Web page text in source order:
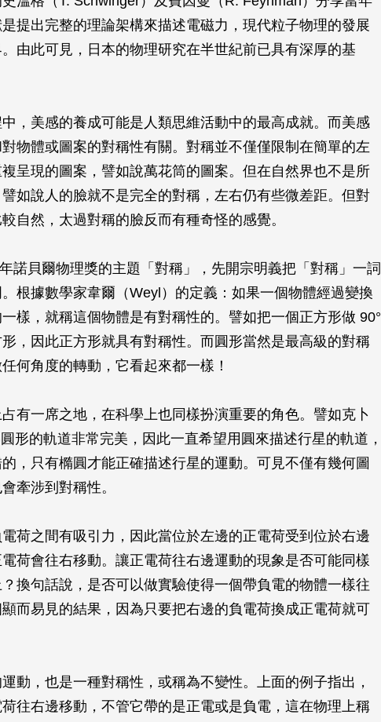
提出完整的理論架構來描述電磁力，現代粒子物理的發展
由此可見，日本的物理研究在半世紀前已具有深厚的基
，美感的養成可能是人類思維活動中的最高成就。而美感
物體或圖案的對稱性有關。對稱並不僅僅限制在簡單的左
呈現的圖案，譬如說萬花筒的圖案。但在自然界也不是所
如說人的臉就不是完全的對稱，左右仍有些微差距。但對
自然，太過對稱的臉反而有種奇怪的感覺。
諾貝爾物理獎的主題「對稱」，先開宗明義把「對稱」一詞
根據數學家韋爾（Weyl）的定義：如果一個物體經過變換
樣，就稱這個物體是有對稱性的。譬如把一個正方形做 90°
，因此正方形就具有對稱性。而圓形當然是最高級的對稱
何角度的轉動，它看起來都一樣！
有一席之地，在科學上也同樣扮演重要的角色。譬如克卜
形的軌道非常完美，因此一直希望用圓來描述行星的軌道，
，只有橢圓才能正確描述行星的運動。可見不僅有幾何圖
牽涉到對稱性。
荷之間有吸引力，因此當位於左邊的正電荷受到位於右邊
荷會往右移動。讓正電荷往右邊運動的現象是否可能同樣
換句話說，是否可以做實驗使得一個帶負電的物體一樣往
而易見的結果，因為只要把右邊的負電荷換成正電荷就可
動，也是一種對稱性，或稱為不變性。上面的例子指出，
往右邊移動，不管它帶的是正電或是負電，這在物理上稱